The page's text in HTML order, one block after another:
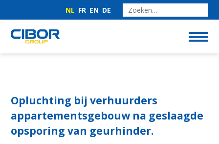
NL FR EN DE
Opluchting bij verhuurders
appartementsgebouw na geslaagde
opsporing van geurhinder.